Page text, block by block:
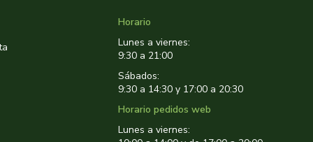
Horario
Lunes a viernes:
9:30 a 21:00
Sábados:
9:30 a 14:30 y 17:00 a 20:30
Horario pedidos web
Lunes a viernes: